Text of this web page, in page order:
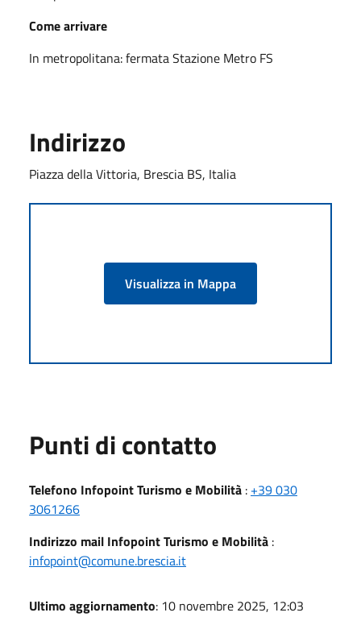
Come arrivare
In metropolitana: fermata Stazione Metro FS
Indirizzo
Piazza della Vittoria, Brescia BS, Italia
Visualizza in Mappa
Punti di contatto
Telefono Infopoint Turismo e Mobilità : +39 030
3061266
Indirizzo mail Infopoint Turismo e Mobilità :
infopoint@comune.brescia.it
Ultimo aggiornamento: 10 novembre 2025, 12:03